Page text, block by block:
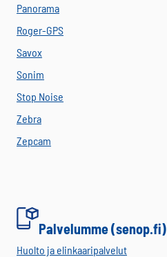
Panorama
Roger-GPS
Savox
Sonim
Stop Noise
Zebra
Zepcam
Palvelumme (senop.fi)
Huolto ja elinkaaripalvelut